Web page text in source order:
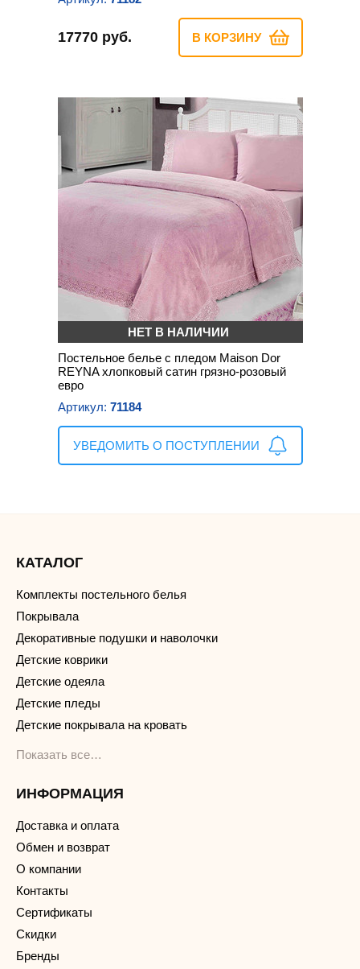
17770 руб. В КОРЗИНУ
НЕТ В НАЛИЧИИ
Постельное белье с пледом Maison Dor
REYNA хлопковый сатин грязно-розовый
евро
Артикул: 71184
УВЕДОМИТЬ О ПОСТУПЛЕНИИ
КАТАЛОГ
Комплекты постельного белья
Покрывала
Декоративные подушки и наволочки
Детские коврики
Детские одеяла
Детские пледы
Детские покрывала на кровать
Показать все…
ИНФОРМАЦИЯ
Доставка и оплата
Обмен и возврат
О компании
Контакты
Сертификаты
Скидки
Бренды